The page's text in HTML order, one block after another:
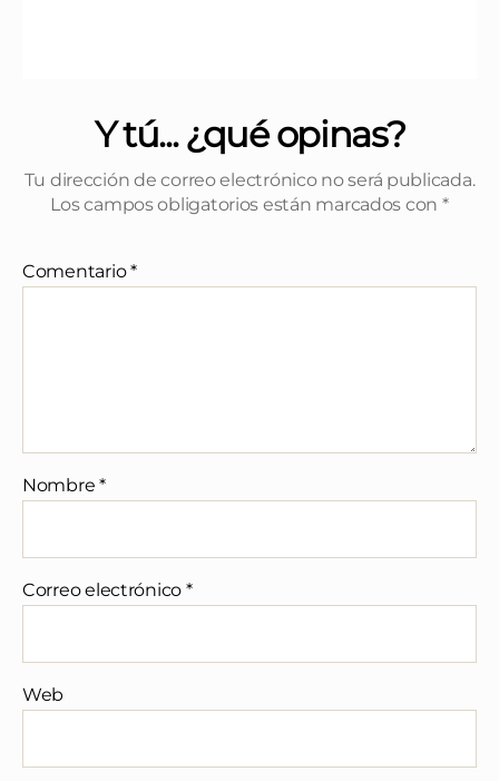
Y tú... ¿qué opinas?
Tu dirección de correo electrónico no será publicada.
Los campos obligatorios están marcados con *
Comentario*
Nombre*
Correo electrónico *
Web